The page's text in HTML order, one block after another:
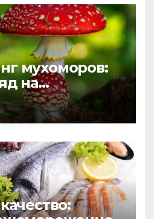
мухоморов:
на